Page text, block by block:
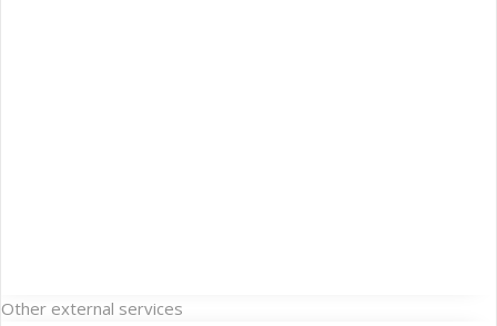
Other external services